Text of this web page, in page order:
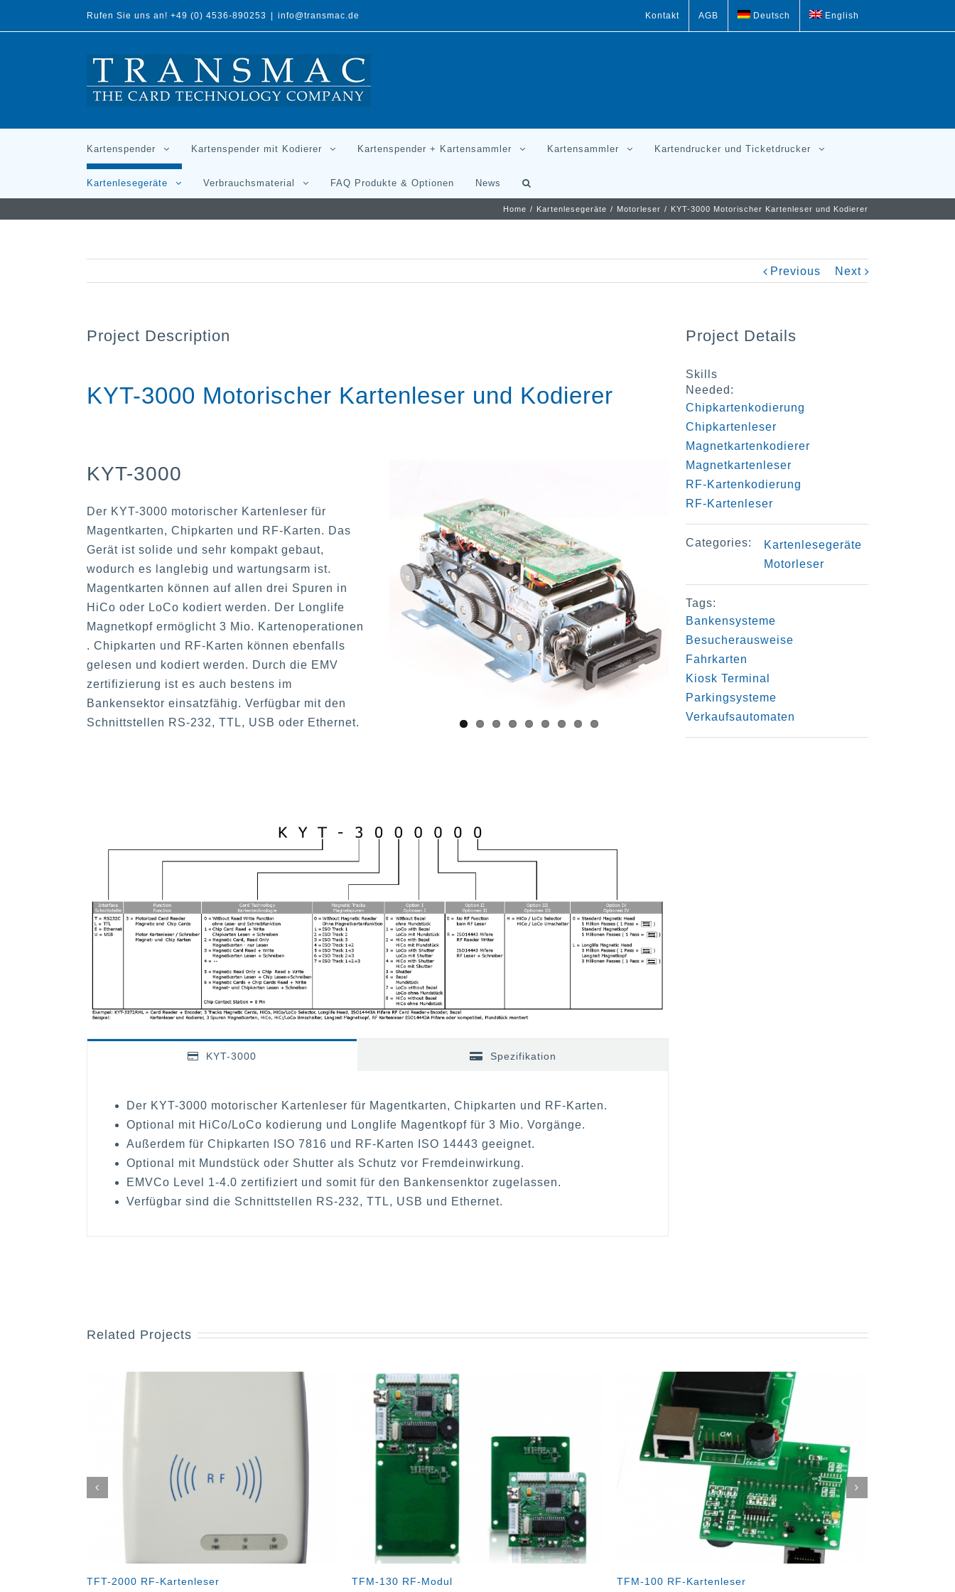
Rufen Sie uns an! +49 (0) 4536-890253 info@transmac.de Kontakt AGB Deutsch English
Kartenspender Kartenspender mit Kodierer Kartenspender + Kartensammler Kartensammler Kartendrucker und Ticketdrucker
Kartenlesegeräte Verbrauchsmaterial FAQ Produkte & Optionen News
Home / Kartenlesegeräte / Motorleser / KYT-3000 Motorischer Kartenleser und Kodierer
Previous Next
Project Description
KYT-3000 Motorischer Kartenleser und Kodierer
KYT-3000
Der KYT-3000 motorischer Kartenleser für
Magentkarten, Chipkarten und RF-Karten. Das
Gerät ist solide und sehr kompakt gebaut,
wodurch es langlebig und wartungsarm ist.
Magentkarten können auf allen drei Spuren in
HiCo oder LoCo kodiert werden. Der Longlife
Magnetkopf ermöglicht 3 Mio. Kartenoperationen
. Chipkarten und RF-Karten können ebenfalls
gelesen und kodiert werden. Durch die EMV
zertifizierung ist es auch bestens im
Bankensektor einsatzfähig. Verfügbar mit den
Schnittstellen RS-232, TTL, USB oder Ethernet.
KYT-3000 Spezifikation
Der KYT-3000 motorischer Kartenleser für Magentkarten, Chipkarten und RF-Karten.
Optional mit HiCo/LoCo kodierung und Longlife Magentkopf für 3 Mio. Vorgänge.
Außerdem für Chipkarten ISO 7816 und RF-Karten ISO 14443 geeignet.
Optional mit Mundstück oder Shutter als Schutz vor Fremdeinwirkung.
EMVCo Level 1-4.0 zertifiziert und somit für den Bankensenktor zugelassen.
Verfügbar sind die Schnittstellen RS-232, TTL, USB und Ethernet.
Project Details
Skills
Needed:
Chipkartenkodierung
Chipkartenleser
Magnetkartenkodierer
Magnetkartenleser
RF-Kartenkodierung
RF-Kartenleser
Categories:
Kartenlesegeräte
Motorleser
Tags:
Bankensysteme
Besucherausweise
Fahrkarten
Kiosk Terminal
Parkingsysteme
Verkaufsautomaten
Related Projects
TFT-2000 RF-Kartenleser TFM-130 RF-Modul TFM-100 RF-Kartenleser